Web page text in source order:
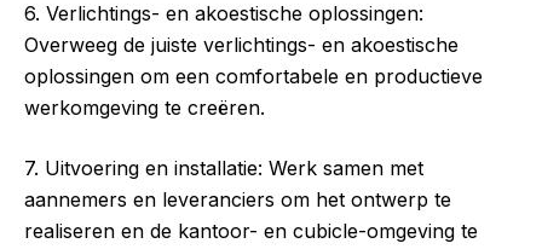
6. Verlichtings- en akoestische oplossingen:
Overweeg de juiste verlichtings- en akoestische
oplossingen om een comfortabele en productieve
werkomgeving te creëren.
7. Uitvoering en installatie: Werk samen met
aannemers en leveranciers om het ontwerp te
realiseren en de kantoor- en cubicle-omgeving te